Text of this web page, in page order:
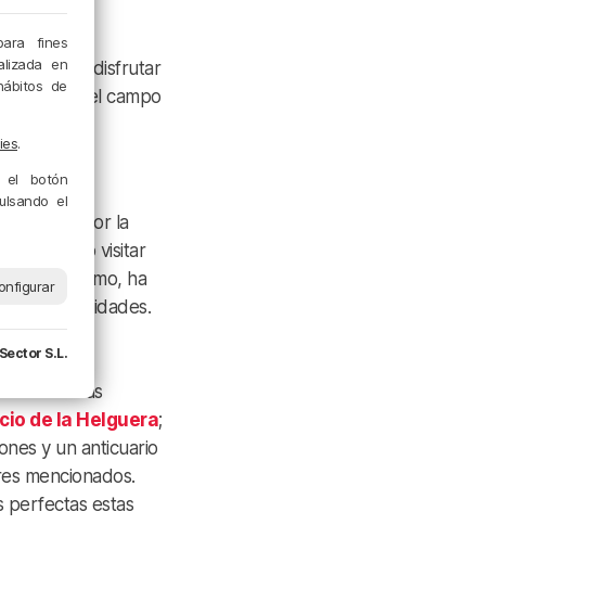
como disfrutar
y el campo
por la
europeo visitar
19. Por último, ha
las navidades.
León.
las zonas
de la Helguera;
y un anticuario
mencionados.
perfectas estas
fines
en
de
.
el botón
el
S.L.